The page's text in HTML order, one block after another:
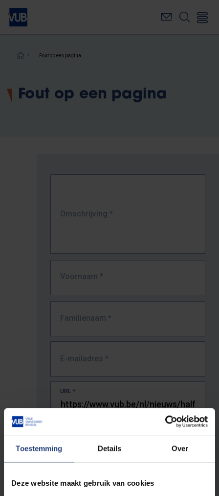
Toestemming Details Over
Deze website maakt gebruik van cookies
Overslaan
naar
inhoudKruimelpad
Fout op een pagina
Fout op een pagina
Omschrijving *
Voornaam *
Familienaam *
E-mailadres *
URL *
De volledige URL van de pagina waar je de fout zag.